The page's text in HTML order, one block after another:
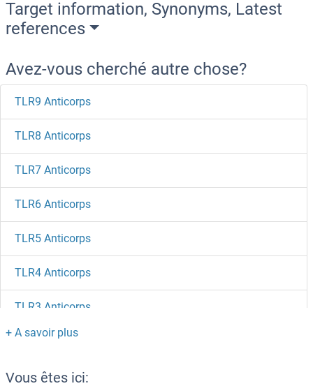
Target information, Synonyms, Latest
references
Avez-vous cherché autre chose?
TLR9 Anticorps
TLR8 Anticorps
TLR7 Anticorps
TLR6 Anticorps
TLR5 Anticorps
TLR4 Anticorps
TLR3 Anticorps
TLR2 Anticorps
TLR13 Anticorps
Vous êtes ici: